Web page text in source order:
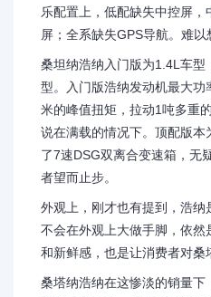
乐配置上，低配缺失中控屏
屏；全系缺失GPS导航。难以
桑坦纳浩纳入门版为1.4L车
型。入门版浩纳发动机最大功
米的峰值扭矩，拉动1吨多重
说在满载的情况下。顶配版
了7速DSG双离合变速箱，无
者望而止步。
外观上，刚才也有提到，浩纳
不会在外观上大做手脚，依然
和新鲜感，也是让消费者对桑
桑塔纳浩纳在这惨淡的销量下